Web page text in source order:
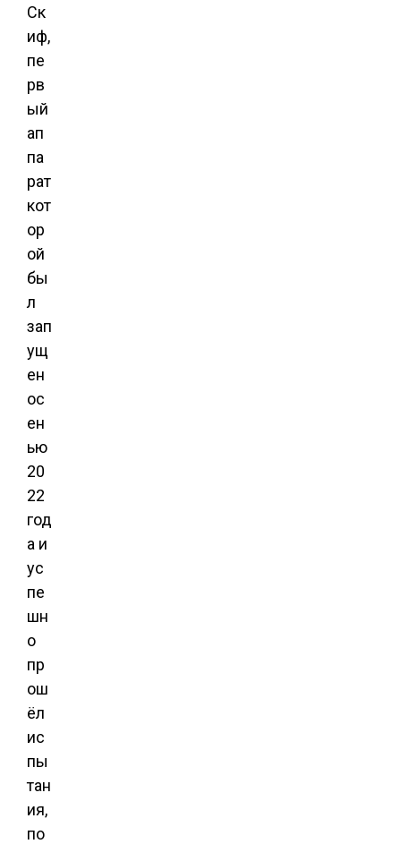
Ск
иф,
пе
рв
ый
ап
па
рат
кот
ор
ой
бы
л
зап
ущ
ен
ос
ен
ью
20
22
год
а и
ус
пе
шн
о
пр
ош
ёл
ис
пы
тан
ия,
по